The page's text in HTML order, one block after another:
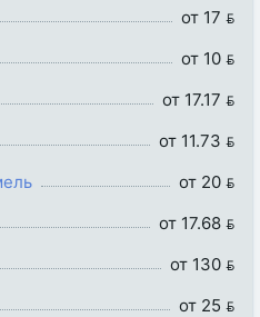
от 17 
от 10 
от 17.17 
от 11.73 
от 20 
от 17.68 
от 130 
от 25 